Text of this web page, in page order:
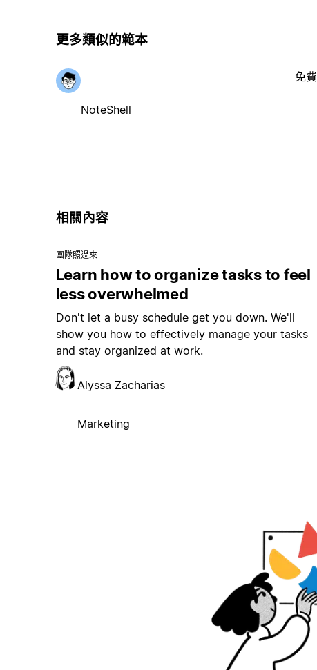
更多類似的範本
NoteShell
免費
相關內容
團隊照過來
Learn how to organize tasks to feel
less overwhelmed
Don't let a busy schedule get you down. We'll
show you how to effectively manage your tasks
and stay organized at work.
Alyssa Zacharias
Marketing